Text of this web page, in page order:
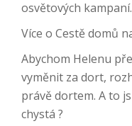
osvětových kampaní.
Více o Cestě domů
Abychom Helenu
vyměnit za dort,
právě dortem. A to
chystá ?